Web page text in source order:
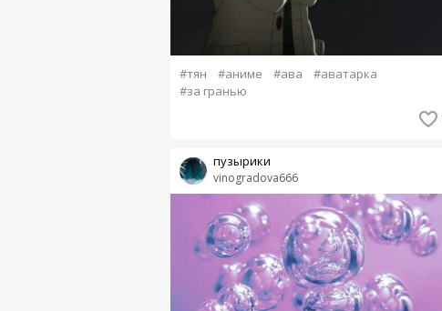
#тян #аниме #ава
#аватарка
#за гранью
vinogradova666
пузырики